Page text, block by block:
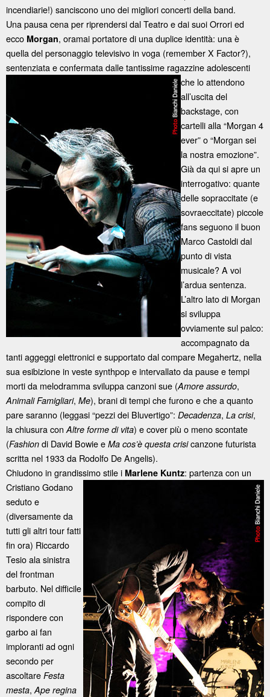
incendiarie!) sanciscono uno dei migliori concerti della band.
Una pausa cena per riprendersi dal Teatro e dai suoi Orrori ed
ecco Morgan, oramai portatore di una duplice identità: una è
quella del personaggio televisivo in voga (remember X Factor?),
sentenziata e confermata dalle tantissime ragazzineadolescenti
che lo attendono
all’uscita del
backstage, con
cartelli alla “Morgan 4
ever” o “Morgan sei
la nostra emozione”.
Già da qui si apre un
interrogativo: quante
delle sopraccitate (e
sovraeccitate) piccole
fans seguono il buon
Marco Castoldi dal
punto di vista
musicale? A voi
l’ardua sentenza.
L’altro lato di Morgan
si sviluppa
ovviamente sul palco:
accompagnato da
tanti aggeggi elettronici e supportato dal compare Megahertz, nella
sua esibizione in veste synthpop e intervallato da pause e tempi
morti da melodramma sviluppa canzoni sue (Amore assurdo,
Animali Famigliari, Me), brani di tempi che furono e che a quanto
pare saranno (leggasi “pezzi dei Bluvertigo”: Decadenza, La crisi,
la chiusura con Altre forme di vita) e cover più o meno scontate
(Fashion di David Bowie e Ma cos’è questa crisicanzone futurista
scritta nel 1933 da Rodolfo De Angelis).
Chiudono in grandissimo stile i Marlene Kuntz: partenza con un
Cristiano Godano
seduto e
(diversamente da
tutti gli altri tour fatti
fin ora) Riccardo
Tesio ala sinistra
del frontman
barbuto. Nel difficile
compito di
rispondere con
garbo ai fan
imploranti ad ogni
secondo per
ascoltare Festa
mesta, Ape regina